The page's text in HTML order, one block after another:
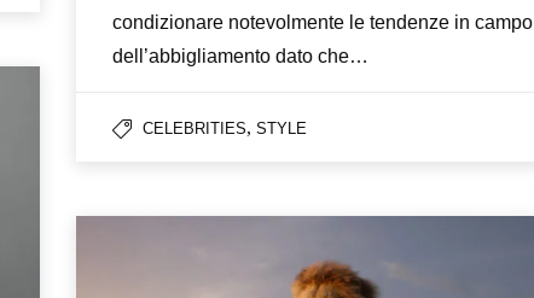
condizionare notevolmente le tendenze in campo
dell’abbigliamento dato che…
CELEBRITIES, STYLE